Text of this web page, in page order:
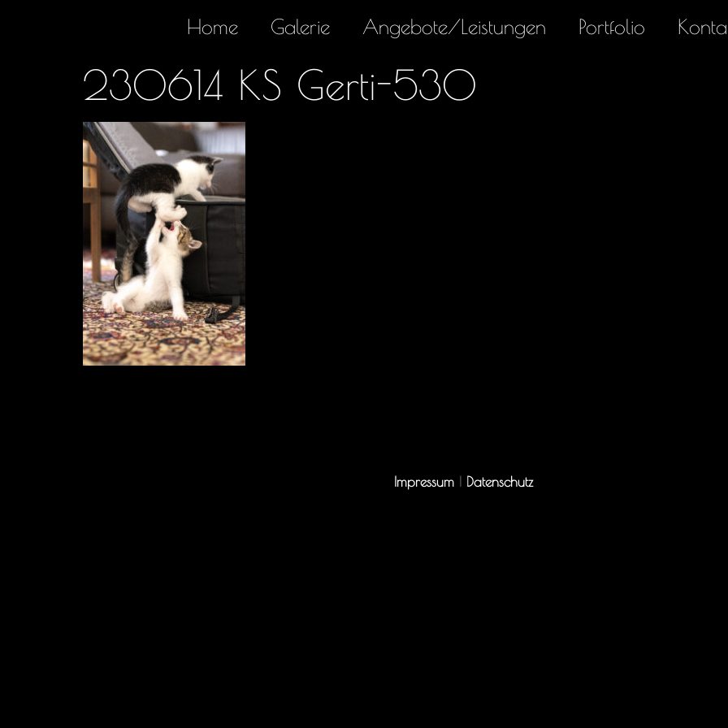
Home Galerie Angebote/Leistungen Portfolio
230614 KS Gerti-530
Impressum Datenschutz